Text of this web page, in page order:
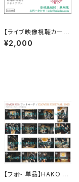
【ライブ映像視聴カー
ド】7/13 HAKO FES 神
楽坂 2025
¥2,000
【フォト 単品】HAKO FE